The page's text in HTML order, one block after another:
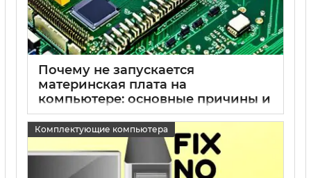
Почему не запускается
материнская плата на
компьютере: основные причины и
способы устранения
15 05 2025 0
Комплектующие компьютера